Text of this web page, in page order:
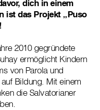
dich in einem
ist das Projekt „Puso
2010 gegründete
ermöglicht Kindern
von Parola und
Bildung. Mit einem
die Salvatorianer